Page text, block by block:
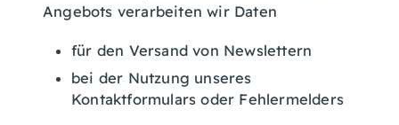
Angebots verarbeiten wir Daten
für den Versand von Newslettern
bei der Nutzung unseres
Kontaktformulars oder Fehlermelders